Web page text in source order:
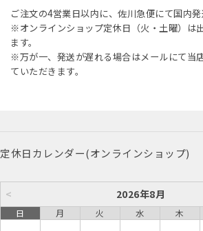
ご注文の4営業日以内に、佐川急便にて国内発
※オンラインショップ定休日（火・土曜）は
ます。
※万が一、発送が遅れる場合はメールにて当
ていただきます。
定休日カレンダー(オンラインショップ)
< 2026年8月
日 月 火 水 木